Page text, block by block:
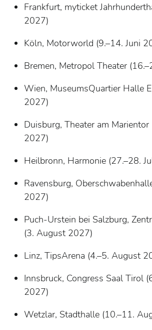
Frankfurt, myticket
2027)
Köln, Motorworld (9.–14. Juni
Bremen, Metropol Theater
Wien, MuseumsQuartier Halle
2027)
Duisburg, Theater am Marientor
2027)
Heilbronn, Harmonie (27.–28.
Ravensburg,
2027)
Puch-Urstein bei Salzburg,
(3. August 2027)
Linz, TipsArena (4.–5. August
Innsbruck, Congress Saal Tirol
2027)
Wetzlar, Stadthalle (10.–11.